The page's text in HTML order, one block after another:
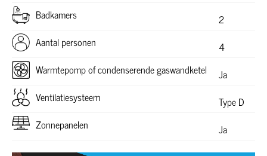
Badkamers
2
Aantal personen
4
Warmtepomp of condenserende gaswandketel
Ja
Ventilatiesysteem
Type D
Zonnepanelen
Ja